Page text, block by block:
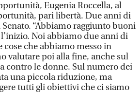
Eugenia Roccella, al
pari libertà. Due anni di
“Abbiamo raggiunto buoni
Noi abbiamo due anni di
cose che abbiamo messo in
valutare poi alla fine, anche sul
contro le donne. Sul numero dei
una piccola riduzione, ma
tutti gli obiettivi che ci siamo